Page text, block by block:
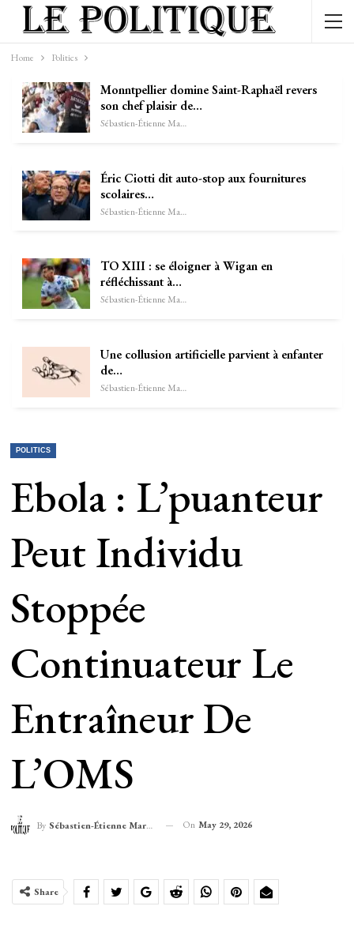
Home Politics
Monntpellier domine Saint-Raphaël revers
son chef plaisir de…
Sébastien-Étienne Marechal
Éric Ciotti dit auto-stop aux fournitures
scolaires…
Sébastien-Étienne Marechal
TO XIII : se éloigner à Wigan en
réfléchissant à…
Sébastien-Étienne Marechal
Une collusion artificielle parvient à enfanter
de…
Sébastien-Étienne Marechal
POLITICS
Ebola : L’puanteur
Peut Individu
Stoppée
Continuateur Le
Entraîneur De
L’OMS
By Sébastien-Étienne Marechal On May 29, 2026
Share